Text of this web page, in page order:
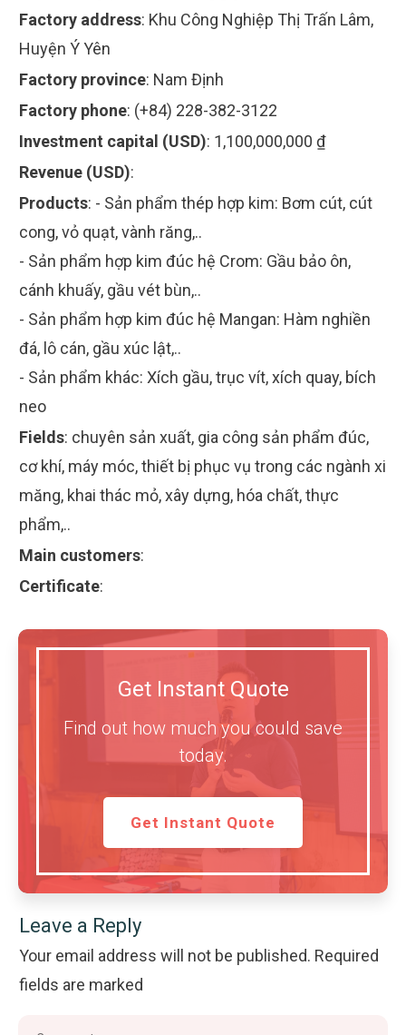
Factory address: Khu Công Nghiệp Thị Trấn Lâm,
Huyện Ý Yên
Factory province: Nam Định
Factory phone: (+84) 228-382-3122
Investment capital (USD): 1,100,000,000 ₫
Revenue (USD):
Products: - Sản phẩm thép hợp kim: Bơm cút, cút
cong, vỏ quạt, vành răng,..
- Sản phẩm hợp kim đúc hệ Crom: Gầu bảo ôn,
cánh khuấy, gầu vét bùn,..
- Sản phẩm hợp kim đúc hệ Mangan: Hàm nghiền
đá, lô cán, gầu xúc lật,..
- Sản phẩm khác: Xích gầu, trục vít, xích quay, bích
neo
Fields: chuyên sản xuất, gia công sản phẩm đúc,
cơ khí, máy móc, thiết bị phục vụ trong các ngành xi
măng, khai thác mỏ, xây dựng, hóa chất, thực
phẩm,..
Main customers:
Certificate:
Get Instant Quote
Find out how much you could save
today.
Get Instant Quote
Leave a Reply
Your email address will not be published. Required
fields are marked